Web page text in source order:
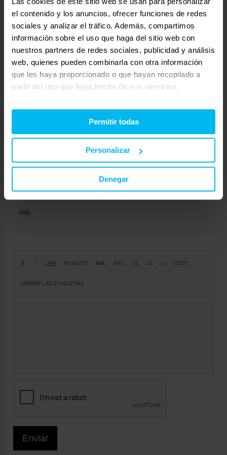
el contenido y los anuncios, ofrecer funciones de redes
sociales y analizar el tráfico. Además, compartimos
información sobre el uso que haga del sitio web con
nuestros partners de redes sociales, publicidad y análisis
web, quienes pueden combinarla con otra información
que les haya proporcionado o que hayan recopilado a
partir del uso que haya hecho de sus servicios.
Permitir todas
Personalizar
Denegar
http://www.colchonesrupelax.comy le informaremos sin
ningún compromiso.
Un saludo,
Isabel Moreno
http://www.colchonesrupelax.com
Respuesta a: ¡QUE COLCHÓN COMPRO?
Tu información:
Correo electrónico (no se publicará) (obligatorio):
Web:
Enviar